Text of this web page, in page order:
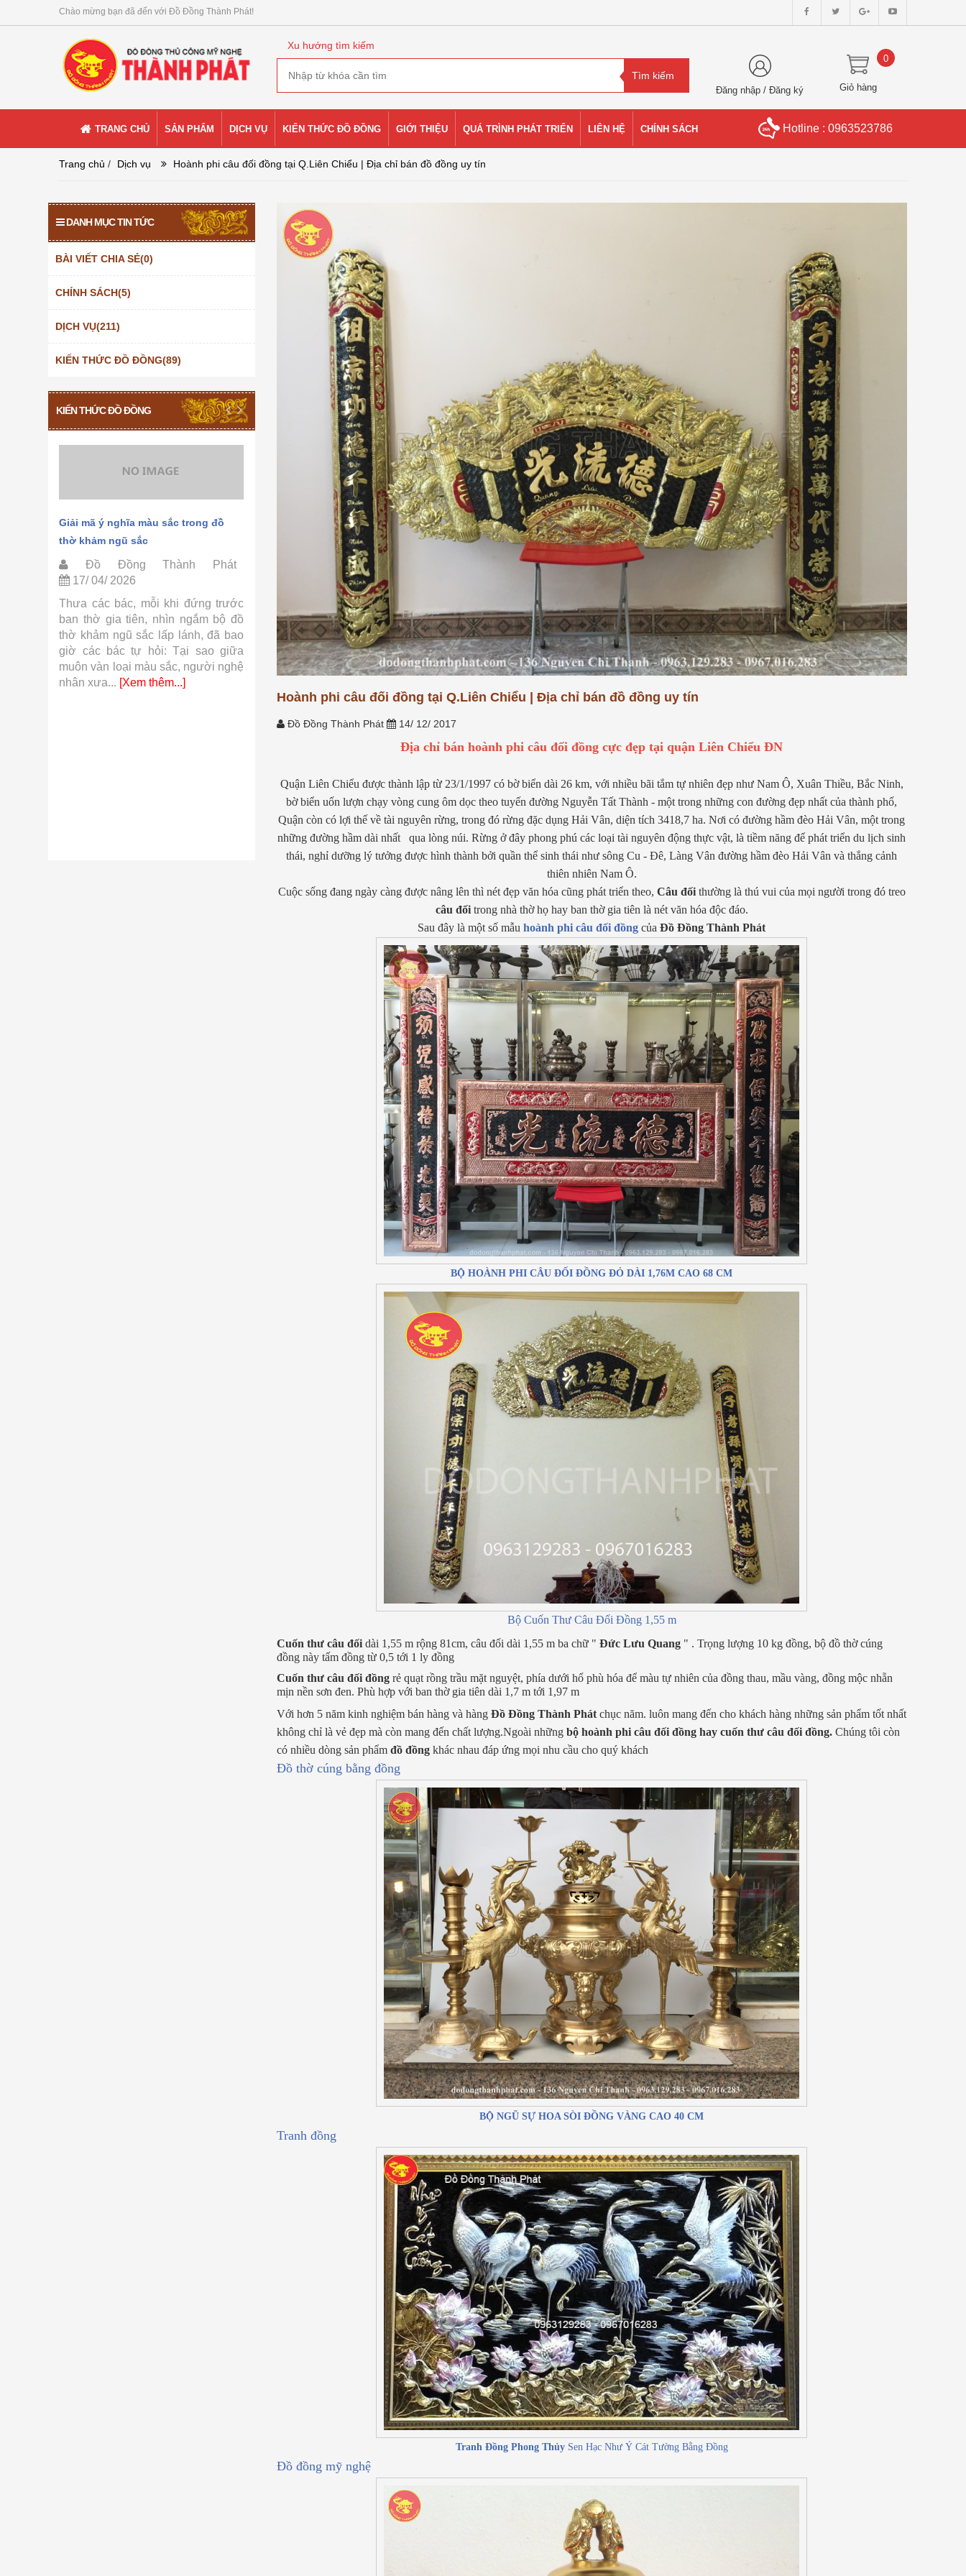
Chào mừng bạn đã đến với Đồ Đồng Thành Phát!
Xu hướng tìm kiếm
Đăng nhập /Đăng ký Giỏ hàng
0
TRANG CHỦ SẢN PHẨM DỊCH VỤ KIẾN THỨC ĐỒ ĐỒNG GIỚI THIỆU QUÁ TRÌNH PHÁT TRIỂN LIÊN HỆ CHÍNH SÁCH Hotline : 0963523786
Trang chủ / Dịch vụ Hoành phi câu đối đồng tại Q.Liên Chiểu | Địa chỉ bán đồ đồng uy tín
DANH MỤC TIN TỨC
BÀI VIẾT CHIA SẺ(0)
CHÍNH SÁCH(5)
DỊCH VỤ(211)
KIẾN THỨC ĐỒ ĐỒNG(89)
KIẾN THỨC ĐỒ ĐỒNG
Giải mã ý nghĩa màu sắc trong đồ
thờ khảm ngũ sắc
Đồ Đồng Thành Phát
17/ 04/ 2026
Thưa các bác, mỗi khi đứng trước
ban thờ gia tiên, nhìn ngắm bộ đồ
thờ khảm ngũ sắc lấp lánh, đã bao
giờ các bác tự hỏi: Tại sao giữa
muôn vàn loại màu sắc, người nghệ
nhân xưa... [Xem thêm...]
Quy trình khảm ngũ sắc tại đồ đồng
Đồ Đồng Thành Phát
15/ 04/ 2026
Thưa các bác, đã bao giờ các bác
tự hỏi tại sao một bộ đỉnh khảm ngũ
sắc lại có giá trị cao gấp nhiều lần
so với hàng phổ thông, hay tại sao
những sợi vàng, sợi bạc lại...[Xem
Tư Vấn Phong Thủy Đồ Đồng
Đồ Đồng Thành Phát
06/ 04/ 2026
Trong không gian tâm linh của mỗi
gia đình Việt, bộ đồ thờ bằng đồng
không chỉ là vật phẩm trưng bày
đơn thuần, mà còn là 'sợi dây' kết
nối tâm thức giữa con cháu và tổ
tiên. Tuy...[Xem thêm...]
Giải thích về ưu điểm của đồng Catut
so với các loại đồng khác
Đồ Đồng Thành Phát
Đồng Catut là gì? Đồng Catut thực
chất là loại đồng vàng chất lượng
cao, thường được lấy từ vỏ đạn
quân sự (vỏ đạn pháo, vỏ đạn liên
xô cũ). Đặc điểm của loại đồng này
Chế Tác Đồ
Xưởng Đồ Đồng
gia phong và
Tại Đồ Đồng
Hoành phi câu đối đồng tại Q.Liên Chiểu | Địa chỉ bán đồ đồng uy tín
Đồ Đồng Thành Phát 14/ 12/ 2017
Địa chỉ bán hoành phi câu đối đồng cực đẹp tại quận Liên Chiểu ĐN
Quận Liên Chiểu được thành lập từ 23/1/1997 có bờ biển dài 26 km, với nhiều bãi tắm tự nhiên đẹp như Nam Ô, Xuân Thiều, Bắc Ninh,
bờ biển uốn lượn chạy vòng cung ôm dọc theo tuyến đường Nguyễn Tất Thành - một trong những con đường đẹp nhất của thành phố,
Quận còn có lợi thế về tài nguyên rừng, trong đó rừng đặc dụng Hải Vân, diện tích 3418,7 ha. Nơi có đường hầm đèo Hải Vân, một trong
những đường hầm dài nhất qua lòng núi. Rừng ở đây phong phú các loại tài nguyên động thực vật, là tiềm năng để phát triển du lịch sinh
thái, nghỉ dưỡng lý tưởng được hình thành bởi quần thể sinh thái như sông Cu - Đê, Làng Vân đường hầm đèo Hải Vân và thắng cảnh
thiên nhiên Nam Ô.
Cuộc sống đang ngày càng được nâng lên thì nét đẹp văn hóa cũng phát triển theo, Câu đối thường là thú vui của mọi người trong đó treo
câu đốitrong nhà thờ họ hay ban thờ gia tiên là nét văn hóa độc đáo.
Sau đây là một số mẫuhoành phi câu đối đồngcủaĐồ Đồng Thành Phát
BỘ HOÀNH PHI CÂU ĐỐI ĐỒNG ĐỎ DÀI 1,76M CAO 68 CM
Bộ Cuốn Thư Câu Đối Đồng 1,55 m
Cuốn thư câu đốidài 1,55 m rộng 81cm, câu đối dài 1,55 m ba chữ " Đức Lưu Quang" . Trọng lượng 10 kg đồng, bộ đồ thờ cúng
đồng này tấm đồng từ 0,5 tới 1 ly đồng
Cuốn thư câu đối đồngrẻ quạt rồng trầu mặt nguyệt, phía dưới hổ phù hóa để màu tự nhiên của đồng thau, mầu vàng, đồng mộc nhẵn
mịn nền sơn đen. Phù hợp với ban thờ gia tiên dài 1,7 m tới 1,97 m
Với hơn 5 năm kinh nghiệm bán hàng và hàng Đồ Đồng Thành Phát chục năm. luôn mang đến cho khách hàng những sản phẩm tốt nhất
không chỉ là vẻ đẹp mà còn mang đến chất lượng.Ngoài những bộ hoành phi câu đối đồng hay cuốn thư câu đối đồng. Chúng tôi còn
có nhiều dòng sản phẩm đồ đồng khác nhau đáp ứng mọi nhu cầu cho quý khách
Đồ thờ cúng bằng đồng
BỘ NGŨ SỰ HOA SÒI ĐỒNG VÀNG CAO 40 CM
Tranh đồng
Tranh Đồng Phong ThủySen Hạc Như Ý Cát Tường Bằng Đồng
Đồ đồng mỹ nghệ